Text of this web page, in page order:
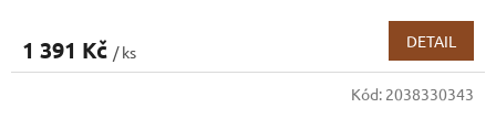
1 391 Kč / ks
DETAIL
Kód: 2038330343